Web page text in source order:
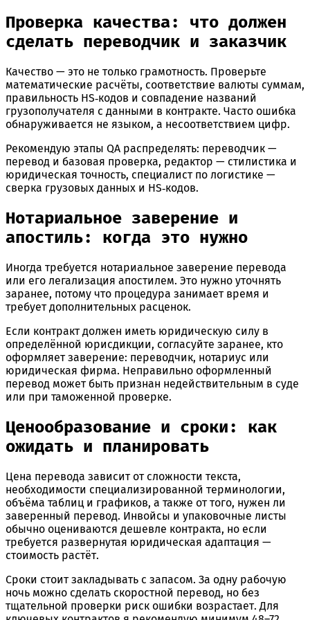
Проверка качества: что должен
сделать переводчик и заказчик
Качество — это не только грамотность. Проверьте
математические расчёты, соответствие валюты суммам,
правильность HS‑кодов и совпадение названий
грузополучателя с данными в контракте. Часто ошибка
обнаруживается не языком, а несоответствием цифр.
Рекомендую этапы QA распределять: переводчик —
перевод и базовая проверка, редактор — стилистика и
юридическая точность, специалист по логистике —
сверка грузовых данных и HS‑кодов.
Нотариальное заверение и
апостиль: когда это нужно
Иногда требуется нотариальное заверение перевода
или его легализация апостилем. Это нужно уточнять
заранее, потому что процедура занимает время и
требует дополнительных расценок.
Если контракт должен иметь юридическую силу в
определённой юрисдикции, согласуйте заранее, кто
оформляет заверение: переводчик, нотариус или
юридическая фирма. Неправильно оформленный
перевод может быть признан недействительным в суде
или при таможенной проверке.
Ценообразование и сроки: как
ожидать и планировать
Цена перевода зависит от сложности текста,
необходимости специализированной терминологии,
объёма таблиц и графиков, а также от того, нужен ли
заверенный перевод. Инвойсы и упаковочные листы
обычно оцениваются дешевле контракта, но если
требуется развернутая юридическая адаптация —
стоимость растёт.
Сроки стоит закладывать с запасом. За одну рабочую
ночь можно сделать скоростной перевод, но без
тщательной проверки риск ошибки возрастает. Для